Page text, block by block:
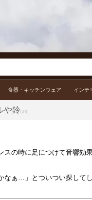
食器・キッチンウェア インテ
や鈴(34)
の時に足につけて音響効
ぁ…」とついつい探して